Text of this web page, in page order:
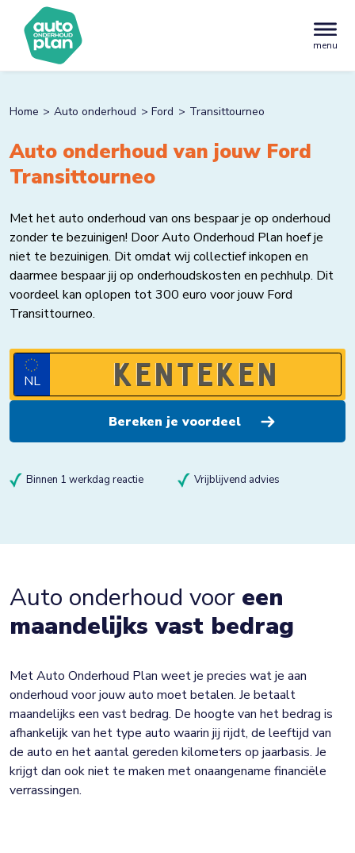
menu
Home Auto onderhoud Ford Transittourneo
Auto onderhoud van jouw Ford
Transittourneo
Met het auto onderhoud van ons bespaar je op onderhoud
zonder te bezuinigen! Door Auto Onderhoud Plan hoef je
niet te bezuinigen. Dit omdat wij collectief inkopen en
daarmee bespaar jij op onderhoudskosten en pechhulp. Dit
voordeel kan oplopen tot 300 euro voor jouw Ford
Transittourneo.
NL
Binnen 1 werkdag reactie Vrijblijvend advies
Auto onderhoud voor een
maandelijks vast bedrag
Met Auto Onderhoud Plan weet je precies wat je aan
onderhoud voor jouw auto moet betalen. Je betaalt
maandelijks een vast bedrag. De hoogte van het bedrag is
afhankelijk van het type auto waarin jij rijdt, de leeftijd van
de auto en het aantal gereden kilometers op jaarbasis. Je
krijgt dan ook niet te maken met onaangename financiële
verrassingen.